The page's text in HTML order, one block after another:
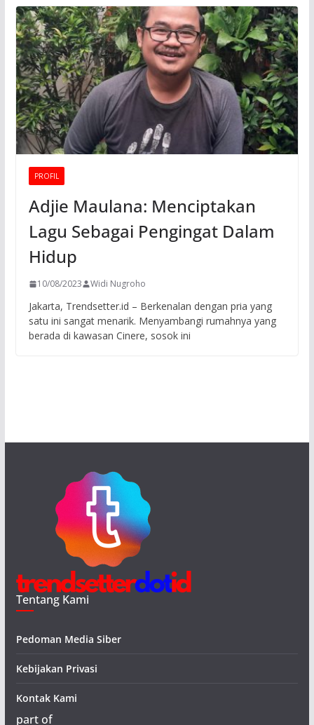
PROFIL
Adjie Maulana: Menciptakan
Lagu Sebagai Pengingat Dalam
Hidup
10/08/2023 Widi Nugroho
Jakarta, Trendsetter.id – Berkenalan dengan pria yang
satu ini sangat menarik. Menyambangi rumahnya yang
berada di kawasan Cinere, sosok ini
Tentang Kami
Pedoman Media Siber
Kebijakan Privasi
Kontak Kami
part of